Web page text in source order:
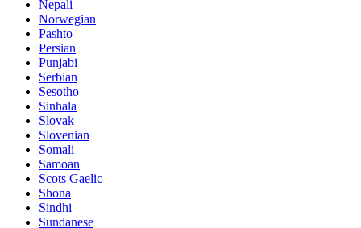
Nepali
Norwegian
Pashto
Persian
Punjabi
Serbian
Sesotho
Sinhala
Slovak
Slovenian
Somali
Samoan
Scots Gaelic
Shona
Sindhi
Sundanese